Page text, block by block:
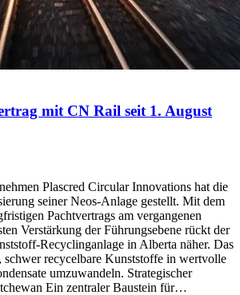
mit CN Rail seit 1. August
Plascred Circular Innovations hat die
seiner Neos-Anlage gestellt. Mit dem
Pachtvertrags am vergangenen
Verstärkung der Führungsebene rückt der
Recyclinganlage in Alberta näher. Das
schwer recycelbare Kunststoffe in wertvolle
umzuwandeln. Strategischer
Ein zentraler Baustein für…